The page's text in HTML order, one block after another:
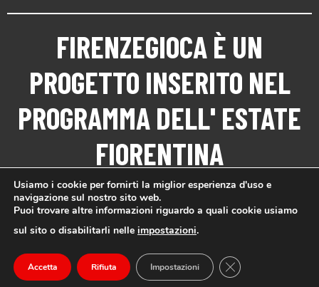
FIRENZEGIOCA È UN
PROGETTO INSERITO NEL
PROGRAMMA DELL' ESTATE
FIORENTINA
Usiamo i cookie per fornirti la miglior esperienza d'uso e
navigazione sul nostro sito web.
Puoi trovare altre informazioni riguardo a quali cookie usiamo
sul sito o disabilitarli nelle impostazioni.
Accetta Rifiuta Impostazioni Close GDPR